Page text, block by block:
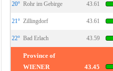
20° Rohr im Gebirge 43.61
21° Zillingdorf 43.61
22° Bad Erlach 43.59
Province of
WIENER
43.45